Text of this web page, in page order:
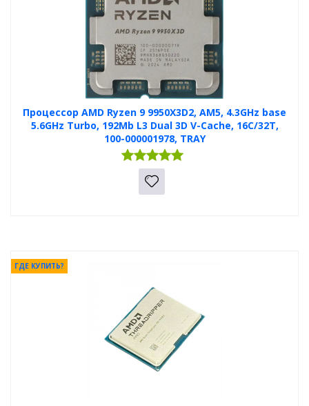
Процессор AMD Ryzen 9 9950X3D2, AM5, 4.3GHz base
5.6GHz Turbo, 192Mb L3 Dual 3D V-Cache, 16C/32T,
100-000001978, TRAY
ГДЕ КУПИТЬ?